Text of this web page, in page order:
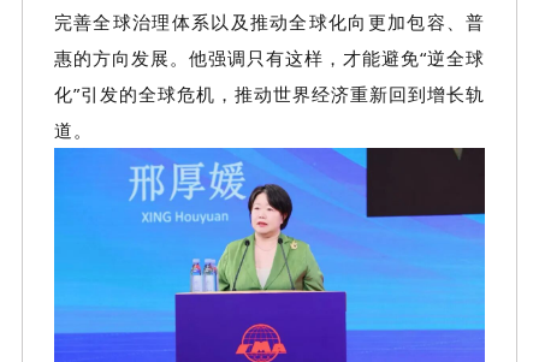
完善全球治理体系以及推动全球化向更加包容、普
惠的方向发展。 他强调 只有这样，才能避免“逆全球
化”引发的全球危机，推动世界经济重新回到增长轨
道。